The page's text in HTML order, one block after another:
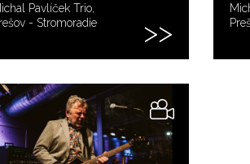
Pavlíček Trio,
- Stromoradie